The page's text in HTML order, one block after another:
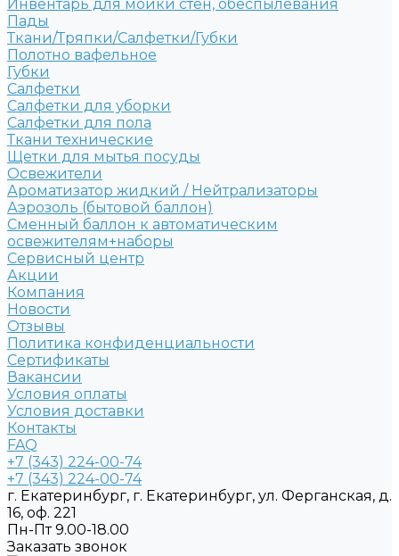
Инвентарь для мойки стен, обеспылевания
Пады
Ткани/Тряпки/Салфетки/Губки
Полотно вафельное
Губки
Салфетки
Салфетки для уборки
Салфетки для пола
Ткани технические
Щетки для мытья посуды
Освежители
Ароматизатор жидкий / Нейтрализаторы
Аэрозоль (бытовой баллон)
Сменный баллон к автоматическим
освежителям+наборы
Сервисный центр
Акции
Компания
Новости
Отзывы
Политика конфиденциальности
Сертификаты
Вакансии
Условия оплаты
Условия доставки
Контакты
FAQ
+7 (343) 224-00-74
+7 (343) 224-00-74
г. Екатеринбург, г. Екатеринбург, ул. Ферганская, д.
16, оф. 221
Пн-Пт 9.00-18.00
Заказать звонок